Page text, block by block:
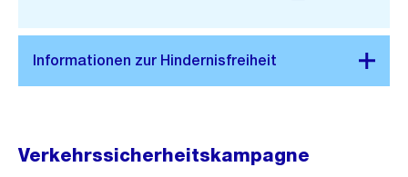
Verkehrssicherheitskampagne